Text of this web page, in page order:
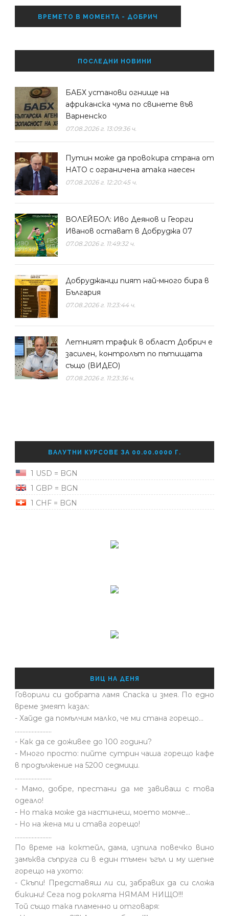
ВРЕМЕТО В МОМЕНТА - ДОБРИЧ
ПОСЛЕДНИ НОВИНИ
БАБХ установи огнище на
африканска чума по свинете във
Варненско
07.08.2026 г. 13:09:36 ч.
Путин може да провокира страна от
НАТО с ограничена атака наесен
07.08.2026 г. 12:20:45 ч.
ВОЛЕЙБОЛ: Иво Деянов и Георги
Иванов остават в Добруджа 07
07.08.2026 г. 11:49:32 ч.
Добруджанци пият най-много бира в
България
07.08.2026 г. 11:23:44 ч.
Летният трафик в област Добрич е
засилен, контролът по пътищата
също (ВИДЕО)
07.08.2026 г. 11:23:36 ч.
ВАЛУТНИ КУРСОВЕ ЗА 00.00.0000 Г.
1 USD = BGN
1 GBP = BGN
1 CHF = BGN
ВИЦ НА ДЕНЯ
Говорили си добрата ламя Спаска и змея. По едно
време змеят казал:
- Хайде да помълчим малко, че ми стана горещо...
........................
- Как да се доживее до 100 години?
- Много просто: пийте сутрин чаша горещо кафе
в продължение на 5200 седмици.
........................
- Мамо, добре, престани да ме завиваш с това
одеало!
- Но така може да настинеш, моето момче…
- Но на жена ми и става горещо!
........................
По време на коктейл, дама, изпила повечко вино
замъква съпруга си в един тъмен ъгъл и му шепне
горещо на ухото:
- Скъпи! Представяш ли си, забравих да си сложа
бикини! Сега под роклята НЯМАМ НИЩО!!!
Той също така пламенно и отговаря: